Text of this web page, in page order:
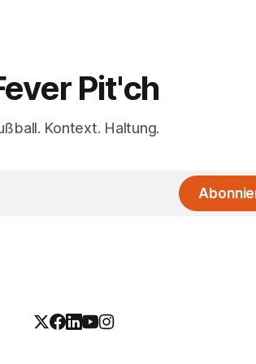
Pit'ch
Kontext. Haltung.